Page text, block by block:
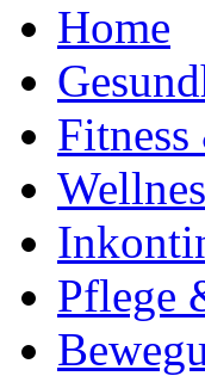
Home
Fitness
Pflege